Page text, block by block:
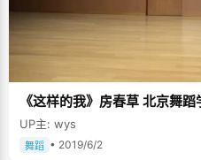
《这样的我》房春草 北京舞蹈
UP主: wys
舞蹈 • 2019/6/2